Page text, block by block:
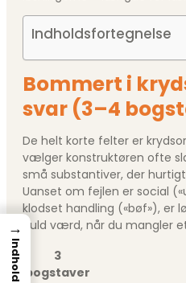
Indholdsfortegnelse
Bommert i
svar (3–4
De helt korte felter er
vælger konstruktøren ofte
små substantiver, der
Uanset om fejlen er social
klodset handling («bøf»), er
guld værd, når du mangler
3
bogstaver
→
Indhold